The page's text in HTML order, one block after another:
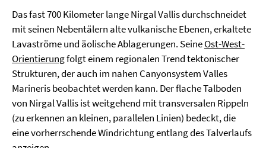
Das fast 700 Kilometer lange Nirgal Vallis durchschneidet
mit seinen Nebentälern alte vulkanische Ebenen, erkaltete
Lavaströme und äolische Ablagerungen. SeineOst-West-
Orientierungfolgt einem regionalen Trend tektonischer
Strukturen, der auch im nahen Canyonsystem Valles
Marineris beobachtet werden kann. Der flache Talboden
von Nirgal Vallis ist weitgehend mit transversalen Rippeln
(zu erkennen an kleinen, parallelen Linien) bedeckt, die
eine vorherrschende Windrichtung entlang des Talverlaufs